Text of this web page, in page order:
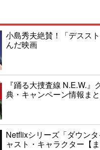
小島秀夫絶賛！「デスス
んだ映画
『踊る大捜査線 N.E.W.』
典・キャンペーン情報ま
Netflixシリーズ「ダウン
ャスト・キャラクター【ま